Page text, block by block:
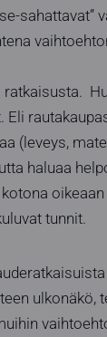
sahattavat”
Eli
(leveys,
haluaa
tunnit.
ulkonäkö,